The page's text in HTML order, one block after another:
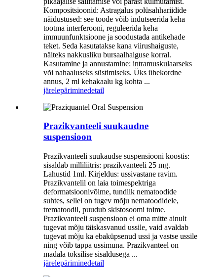
Kompositsioonid: Astragalus polüsahhariidide
näidustused: see toode võib indutseerida keha
tootma interferooni, reguleerida keha
immuunfunktsioone ja soodustada antikehade
teket. Seda kasutatakse kana viirushaiguste,
näiteks nakkusliku bursaalhaiguse korral.
Kasutamine ja annustamine: intramuskulaarseks
või nahaaluseks süstimiseks. Üks ühekordne
annus, 2 ml kehakaalu kg kohta ...
järelepäriminedetail
Prazikvanteeli suukaudne
suspensioon
Prazikvanteeli suukaudse suspensiooni koostis:
sisaldab milliliitris: prazikvanteeli 25 mg.
Lahustid 1ml. Kirjeldus: ussivastane ravim.
Prazikvantelil on laia toimespektriga
deformatsioonivõime, tundlik nematoodide
suhtes, sellel on tugev mõju nematoodidele,
trematoodil, puudub skistosoomi toime.
Prazikvanteeli suspensioon ei oma mitte ainult
tugevat mõju täiskasvanud ussile, vaid avaldab
tugevat mõju ka ebaküpsenud ussi ja vastse ussile
ning võib tappa ussimuna. Prazikvanteel on
madala toksilise sisaldusega ...
järelepäriminedetail